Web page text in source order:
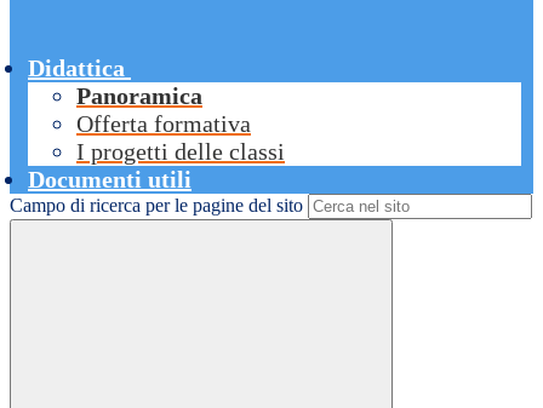
Didattica
Panoramica
Offerta formativa
I progetti delle classi
Documenti utili
Campo di ricerca per le pagine del sito